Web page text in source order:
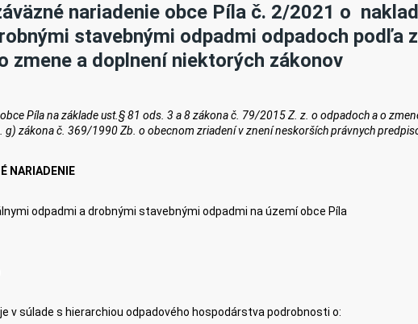
nariadenie obce Píla č. 2/2021 o
stavebnými odpadmi odpadoch podľa
zmene a doplnení niektorých zákonov
obcePílana základe ust.§ 81 ods. 3 a 8 zákona č. 79/2015 Z. z. o odpadoch a o
g) zákona č. 369/1990 Zb. o obecnom zriadení v znení neskorších právnych
NARIADENIE
odpadmi a drobnými stavebnými odpadmi na území obce Píla
v súlade s hierarchiou odpadového hospodárstva podrobnosti o: